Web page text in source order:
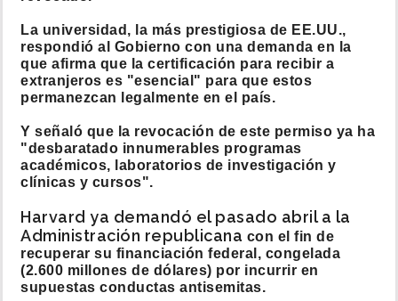
La universidad, la más prestigiosa de EE.UU.,
respondió al Gobierno con una demanda en la
que afirma que la certificación para recibir a
extranjeros es "esencial" para que estos
permanezcan legalmente en el país.
Y señaló que la revocación de este permiso ya ha
"desbaratado innumerables programas
académicos, laboratorios de investigación y
clínicas y cursos".
Harvard ya demandó el pasado abril a la
Administración republicana con el fin de
recuperar su financiación federal, congelada
(2.600 millones de dólares) por incurrir en
supuestas conductas antisemitas.